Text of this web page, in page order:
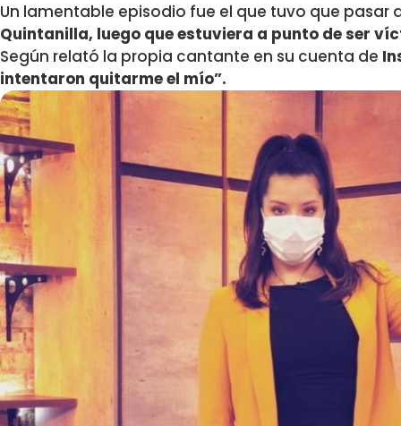
Un lamentable episodio fue el que tuvo que pasar
Quintanilla, luego que estuviera a punto de ser
Según relató la propia cantante en su cuenta de
intentaron quitarme el mío”.